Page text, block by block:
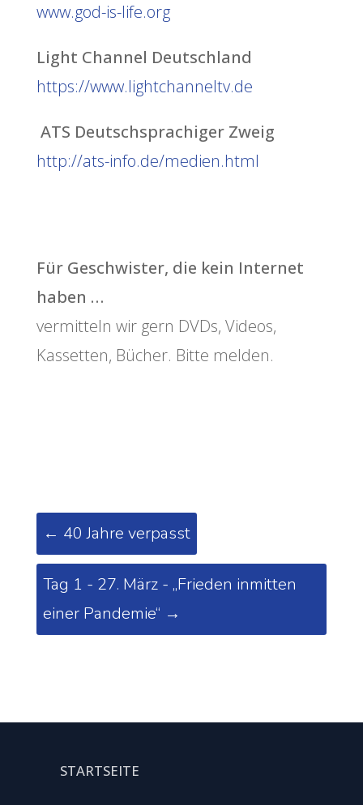
www.god-is-life.org
Light Channel Deutschland
https://www.lightchanneltv.de
ATS Deutschsprachiger Zweig
http://ats-info.de/medien.html
Für Geschwister, die kein Internet
haben …
vermitteln wir gern DVDs, Videos,
Kassetten, Bücher. Bitte melden.
← 40 Jahre verpasst
Tag 1 - 27. März - „Frieden inmitten
einer Pandemie“ →
STARTSEITE